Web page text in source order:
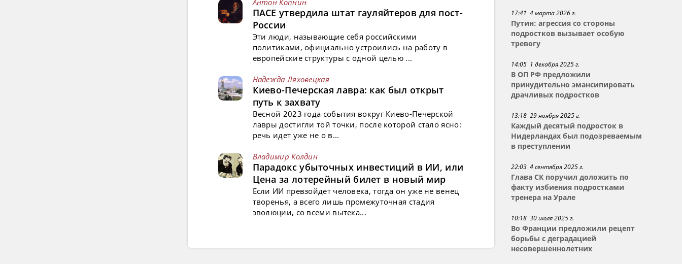
17:41 4 марта 2026 г.
Путин: агрессия со стороны
подростков вызывает особую
тревогу
14:05 1 декабря 2025 г.
В ОП РФ предложили
принудительно эмансипировать
драчливых подростков
13:18 29 ноября 2025 г.
Каждый десятый подросток в
Нидерландах был подозреваемым
в преступлении
22:03 4 сентября 2025 г.
Глава СК поручил доложить по
факту избиения подростками
тренера на Урале
10:18 30 июля 2025 г.
Во Франции предложили рецепт
борьбы с деградацией
несовершеннолетних
Антон Копнин
ПАСЕ утвердила штат гауляйтеров для пост-
России
Эти люди, называющие себя российскими
политиками, официально устроились на работу в
европейские структуры с одной целью ...
Надежда Ляховецкая
Киево-Печерская лавра: как был открыт
путь к захвату
Весной 2023 года события вокруг Киево-Печерской
лавры достигли той точки, после которой стало ясно:
речь идет уже не о в...
Владимир Колдин
Парадокс убыточных инвестиций в ИИ, или
Цена за лотерейный билет в новый мир
Если ИИ превзойдет человека, тогда он уже не венец
творенья, а всего лишь промежуточная стадия
эволюции, со всеми вытека...